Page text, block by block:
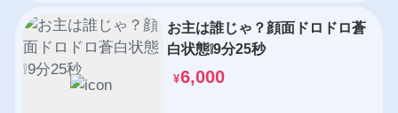
お主は誰じゃ？顔面ドロドロ蒼
白状態❕9分25秒
¥6,000